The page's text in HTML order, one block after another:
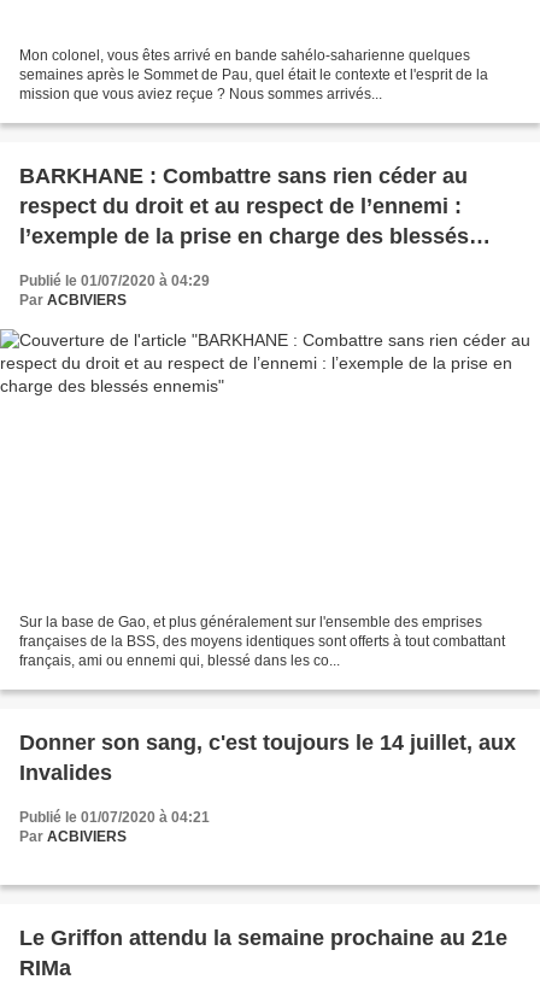
Mon colonel, vous êtes arrivé en bande sahélo-saharienne quelques
semaines après le Sommet de Pau, quel était le contexte et l'esprit de la
mission que vous aviez reçue ? Nous sommes arrivés...
BARKHANE : Combattre sans rien céder au
respect du droit et au respect de l’ennemi :
l’exemple de la prise en charge des blessés
Publié le 01/07/2020 à 04:29
Par ACBIVIERS
Sur la base de Gao, et plus généralement sur l'ensemble des emprises
françaises de la BSS, des moyens identiques sont offerts à tout combattant
français, ami ou ennemi qui, blessé dans les co...
Donner son sang, c'est toujours le 14 juillet, aux
Invalides
Publié le 01/07/2020 à 04:21
Par ACBIVIERS
Le Griffon attendu la semaine prochaine au 21e
RIMa